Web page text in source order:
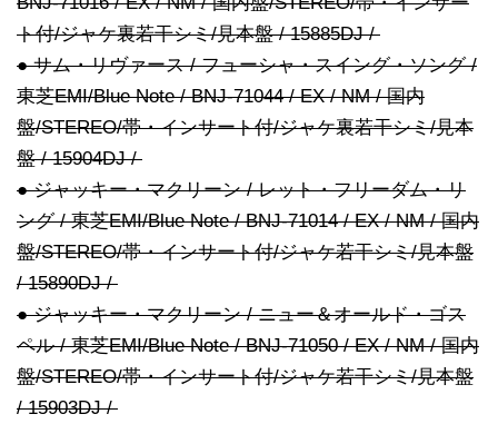
ト付/ジャケ裏若干シミ/見本盤 / 15885DJ /
● サム・リヴァース / フューシャ・スイング・ソング /
東芝EMI/Blue Note / BNJ-71044 / EX / NM / 国内
盤/STEREO/帯・インサート付/ジャケ裏若干シミ/見本
盤 / 15904DJ /
● ジャッキー・マクリーン / レット・フリーダム・リ
ング / 東芝EMI/Blue Note / BNJ-71014 / EX / NM / 国内
盤/STEREO/帯・インサート付/ジャケ若干シミ/見本盤
/ 15890DJ /
● ジャッキー・マクリーン / ニュー＆オールド・ゴス
ペル / 東芝EMI/Blue Note / BNJ-71050 / EX / NM / 国内
盤/STEREO/帯・インサート付/ジャケ若干シミ/見本盤
/ 15903DJ /